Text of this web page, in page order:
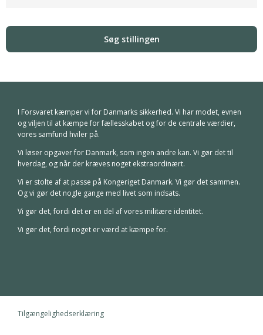
I Forsvaret kæmper vi for Danmarks sikkerhed. Vi har modet, evnen
og viljen til at kæmpe for fællesskabet og for de centrale værdier,
vores samfund hviler på.
Vi løser opgaver for Danmark, som ingen andre kan. Vi gør det til
hverdag, og når der kræves noget ekstraordinært.
Vi er stolte af at passe på Kongeriget Danmark. Vi gør det sammen.
Og vi gør det nogle gange med livet som indsats.
Vi gør det, fordi det er en del af vores militære identitet.
Vi gør det, fordi noget er værd at kæmpe for.
Tilgængelighedserklæring